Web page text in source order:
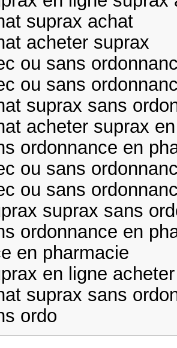
suprax achat
acheter suprax
ou sans
ou sans
suprax sans
acheter suprax
ordonnance en
ou sans
ou sans
suprax sans
ordonnance en
en pharmacie
en ligne
suprax sans
ordo